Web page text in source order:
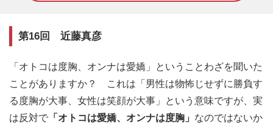
第16回 近藤真彦
「オトコは度胸、オンナは愛嬌」ということわざを聞いた
ことがありますか？ これは「男性は物怖じせずに勝負す
る度胸が大事、女性は笑顔が大事」という意味ですが、実
は反対で 「オトコは愛嬌、オンナは度胸」 なのではないか